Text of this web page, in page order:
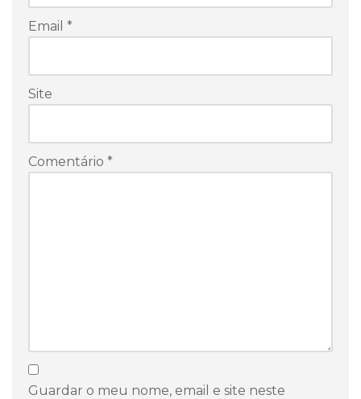
Email *
Site
Comentário *
Guardar o meu nome, email e site neste